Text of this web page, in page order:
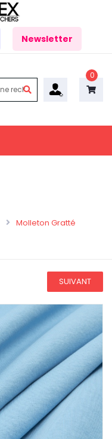
Newsletter
0
Molleton Gratté
SUIVANT